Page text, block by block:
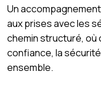
Un
aux prises avec les
chemin structuré, où
confiance, la
ensemble.